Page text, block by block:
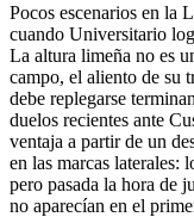
Pocos escenarios en la
cuando Universitario
La altura limeña no es
campo, el aliento de su
debe replegarse
duelos recientes ante
ventaja a partir de un
en las marcas laterales:
pero pasada la hora de
no aparecían en el